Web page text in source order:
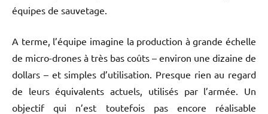
équipes de sauvetage.
A terme, l’équipe imagine la production à grande échelle
de micro-drones à très bas coûts – environ une dizaine de
dollars – et simples d’utilisation. Presque rien au regard
de leurs équivalents actuels, utilisés par l’armée. Un
objectif qui n’est toutefois pas encore réalisable